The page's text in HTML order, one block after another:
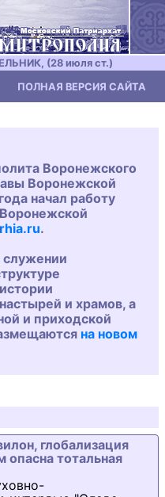
(28 июля ст.)
ПОЛНАЯ ВЕРСИЯ САЙТА
Воронежского
Воронежской
начал работу
.
служении
и храмов, а
и приходской
на новом
глобализация
опасна тотальная